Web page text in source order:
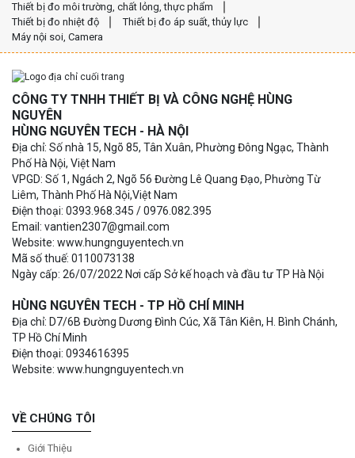
Thiết bị đo môi trường, chất lỏng, thực phẩm
Thiết bị đo nhiệt độ
Thiết bị đo áp suất, thủy lực
Máy nội soi, Camera
CÔNG TY TNHH THIẾT BỊ VÀ CÔNG NGHỆ HÙNG
NGUYÊN
HÙNG NGUYÊN TECH - HÀ NỘI
Địa chỉ: Số nhà 15, Ngõ 85, Tân Xuân, Phường Đông Ngạc, Thành
Phố Hà Nội, Việt Nam
VPGD: Số 1, Ngách 2, Ngõ 56 Đường Lê Quang Đạo, Phường Từ
Liêm, Thành Phố Hà Nội,Việt Nam
Điện thoại: 0393.968.345 / 0976.082.395
Email: vantien2307@gmail.com
Website: www.hungnguyentech.vn
Mã số thuế: 0110073138
Ngày cấp: 26/07/2022 Nơi cấp Sở kế hoạch và đầu tư TP Hà Nội
HÙNG NGUYÊN TECH - TP HỒ CHÍ MINH
Địa chỉ: D7/6B Đường Dương Đình Cúc, Xã Tân Kiên, H. Bình Chánh,
TP Hồ Chí Minh
Điện thoại: 0934616395
Website: www.hungnguyentech.vn
VỀ CHÚNG TÔI
Giới Thiệu